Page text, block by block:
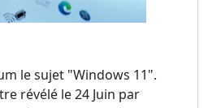
le sujet "Windows 11".
révélé le 24 Juin par